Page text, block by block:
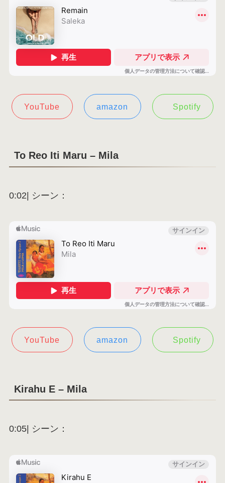
YouTube amazon Spotify
To Reo Iti Maru – Mila
0:02| シーン：
YouTube amazon Spotify
Kirahu E – Mila
0:05| シーン：